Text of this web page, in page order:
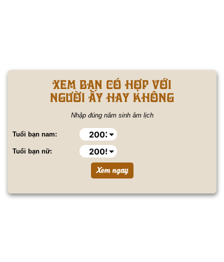
XEM BẠN CÓ HỢP VỚI
NGƯỜI ẤY HAY KHÔNG
Nhập đúng năm sinh âm lịch
Tuổi bạn nam:
Tuổi bạn nữ: